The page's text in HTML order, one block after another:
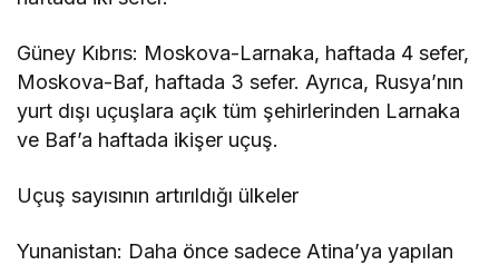
Güney Kıbrıs: Moskova-Larnaka, haftada 4 sefer,
Moskova-Baf, haftada 3 sefer. Ayrıca, Rusya’nın
yurt dışı uçuşlara açık tüm şehirlerinden Larnaka
ve Baf’a haftada ikişer uçuş.
Uçuş sayısının artırıldığı ülkeler
Yunanistan: Daha önce sadece Atina’ya yapılan